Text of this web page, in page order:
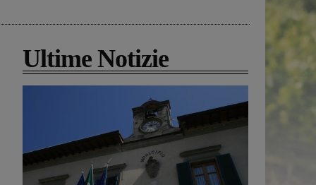
Ultime Notizie